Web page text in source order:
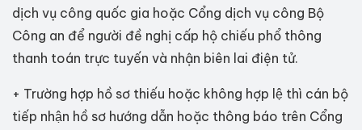
dịch vụ công quốc gia hoặc Cổng dịch vụ công Bộ
Công an để người đề nghị cấp hộ chiếu phổ thông
thanh toán trực tuyến và nhận biên lai điện tử.
+ Trường hợp hồ sơ thiếu hoặc không hợp lệ thì cán bộ
tiếp nhận hồ sơ hướng dẫn hoặc thông báo trên Cổng